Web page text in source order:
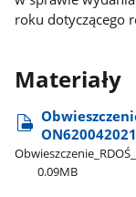
roku dotyczącego
Materiały
0.09MB